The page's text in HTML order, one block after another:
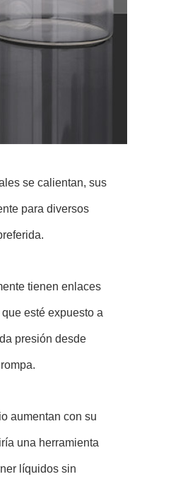
se calientan, sus
para diversos
tienen enlaces
esté expuesto a
presión desde
aumentan con su
una herramienta
líquidos sin